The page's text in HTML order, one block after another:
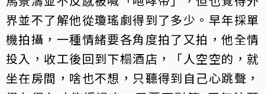
界並不了解他從瓊瑤劇得到了多少。早年採單
機拍攝，一種情緒要各角度拍了又拍，他全情
投入，收工後回到下榻酒店，「人空空的，就
坐在房間，啥也不想，只聽得到自己心跳聲，